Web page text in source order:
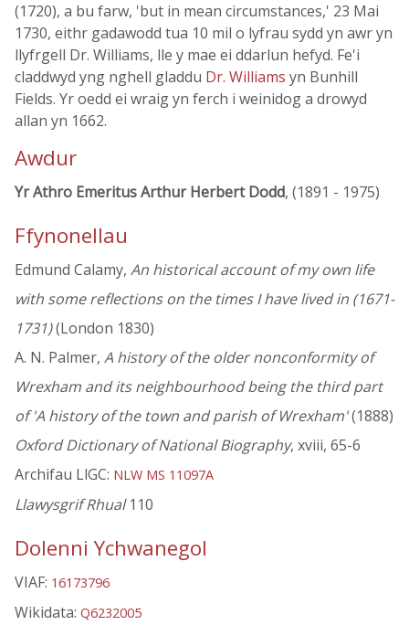
(1720), a bu farw, 'but in mean circumstances,' 23 Mai
1730, eithr gadawodd tua 10 mil o lyfrau sydd yn awr yn
llyfrgell Dr. Williams, lle y mae ei ddarlun hefyd. Fe'i
claddwyd yng nghell gladdu Dr. Williams yn Bunhill
Fields. Yr oedd ei wraig yn ferch i weinidog a drowyd
allan yn 1662.
Awdur
Yr Athro Emeritus Arthur Herbert Dodd, (1891 - 1975)
Ffynonellau
Edmund Calamy, An historical account of my own life
with some reflections on the times I have lived in (1671-
1731)(London 1830)
A. N. Palmer, A history of the older nonconformity of
Wrexham and its neighbourhood being the third part
of 'A history of the town and parish of Wrexham'(1888)
Oxford Dictionary of National Biography, xviii, 65-6
Archifau LlGC: NLW MS 11097A
Llawysgrif Rhual110
Dolenni Ychwanegol
VIAF: 16173796
Wikidata: Q6232005